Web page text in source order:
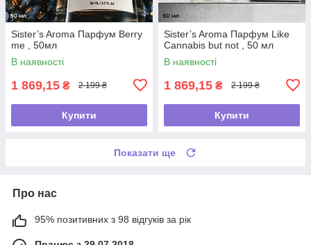
Sister’s Aroma Парфум Berry
me , 50мл
В наявності
1 869,15 ₴ 2 199 ₴
Купити
Sister’s Aroma Парфум Like
Cannabis but not , 50 мл
В наявності
1 869,15 ₴ 2 199 ₴
Купити
Показати ще
Про нас
95% позитивних з 98 відгуків за рік